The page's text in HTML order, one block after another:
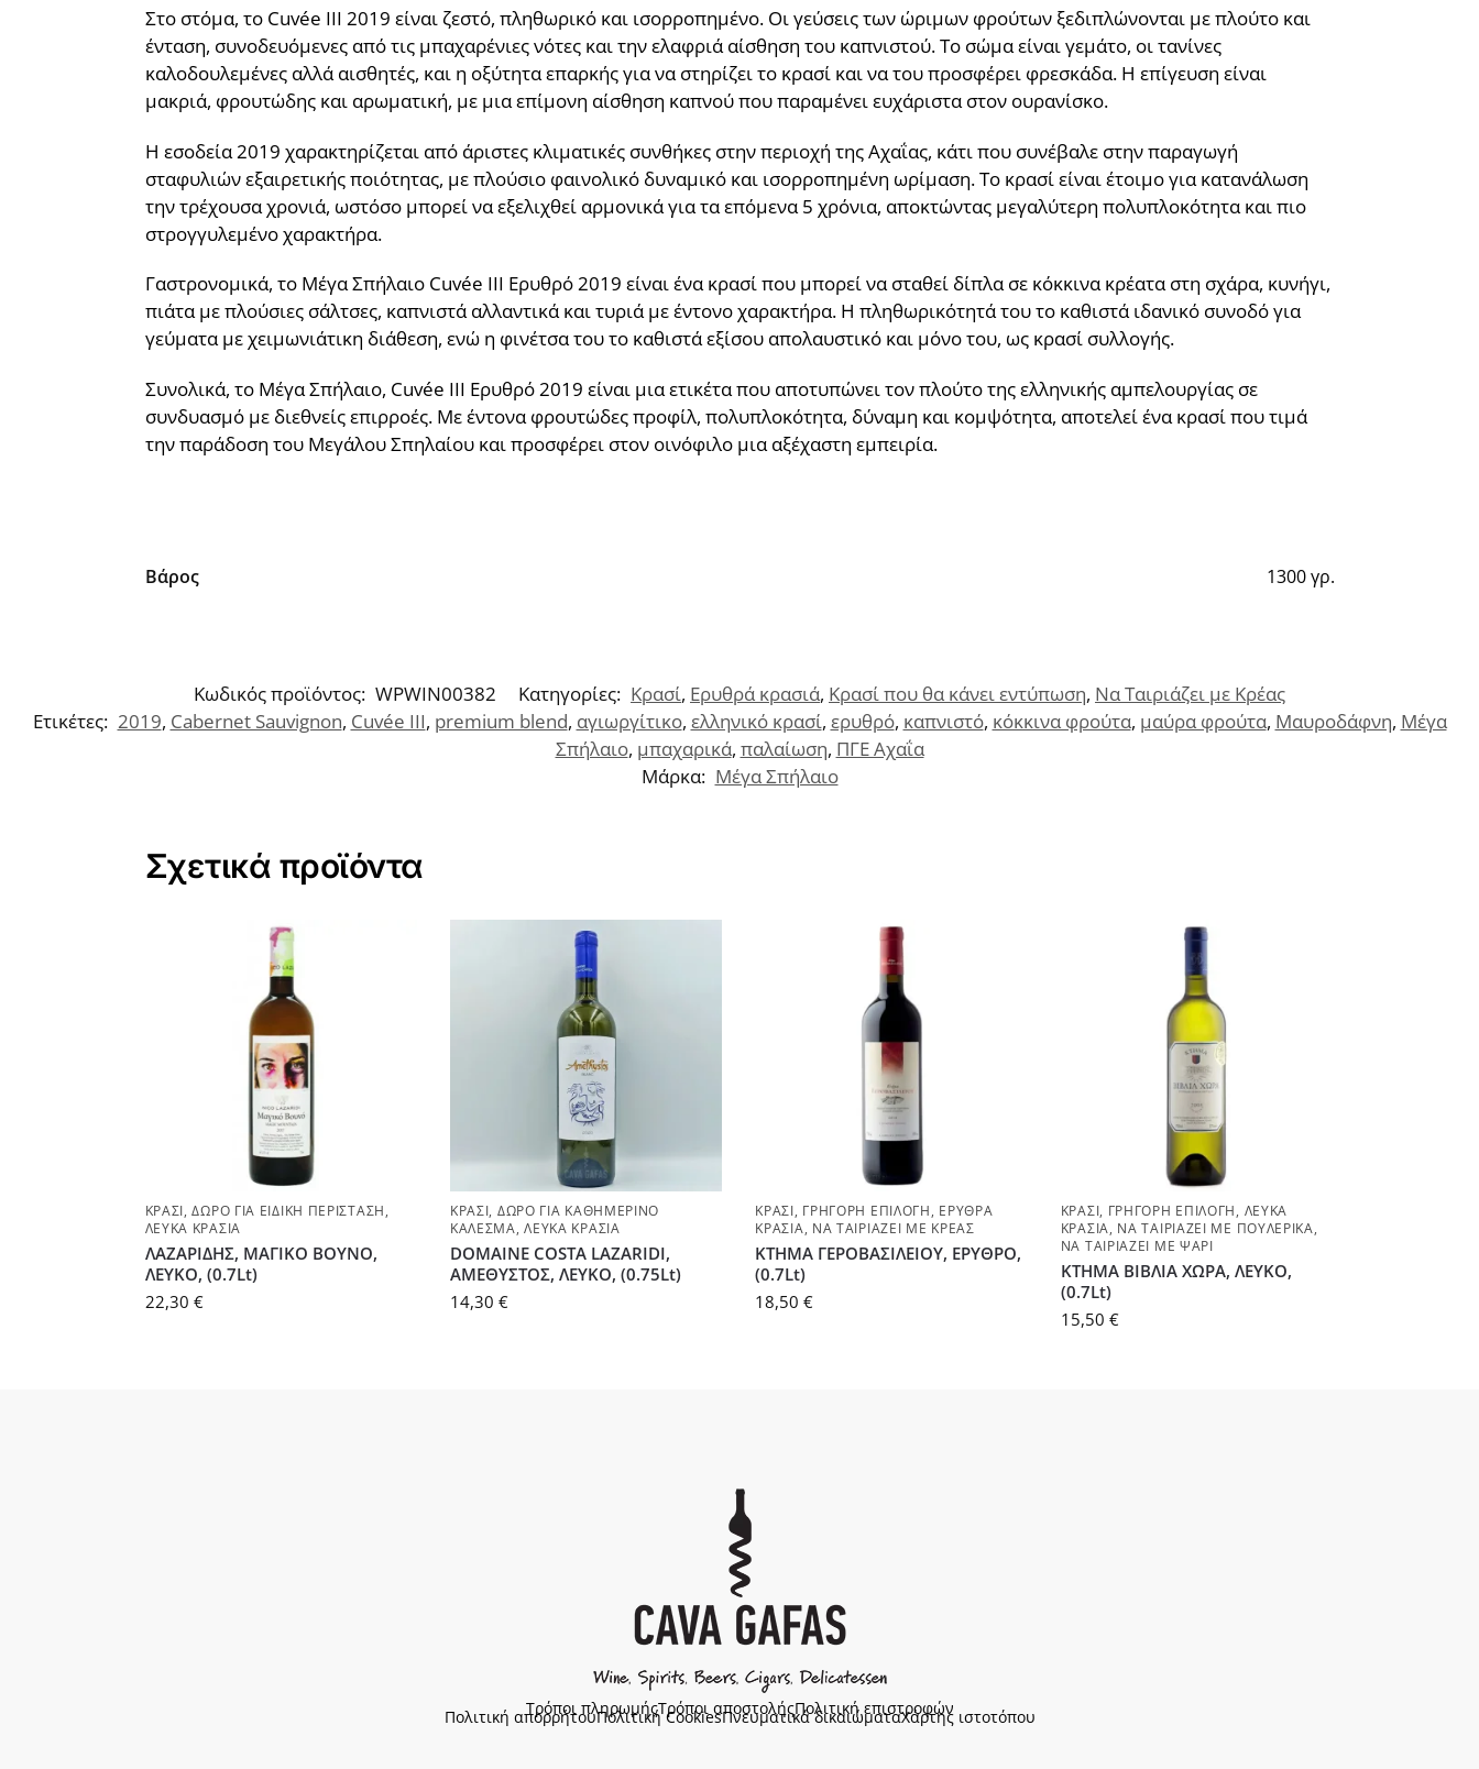
Στο στόμα, το Cuvée III 2019 είναι ζεστό, πληθωρικό και ισορροπημένο. Οι γεύσεις των ώριμων φρούτων ξεδιπλώνονται με πλούτο και
ένταση, συνοδευόμενες από τις μπαχαρένιες νότες και την ελαφριά αίσθηση του καπνιστού. Το σώμα είναι γεμάτο, οι τανίνες
καλοδουλεμένες αλλά αισθητές, και η οξύτητα επαρκής για να στηρίζει το κρασί και να του προσφέρει φρεσκάδα. Η επίγευση είναι
μακριά, φρουτώδης και αρωματική, με μια επίμονη αίσθηση καπνού που παραμένει ευχάριστα στον ουρανίσκο.
Η εσοδεία 2019 χαρακτηρίζεται από άριστες κλιματικές συνθήκες στην περιοχή της Αχαΐας, κάτι που συνέβαλε στην παραγωγή
σταφυλιών εξαιρετικής ποιότητας, με πλούσιο φαινολικό δυναμικό και ισορροπημένη ωρίμαση. Το κρασί είναι έτοιμο για κατανάλωση
την τρέχουσα χρονιά, ωστόσο μπορεί να εξελιχθεί αρμονικά για τα επόμενα 5 χρόνια, αποκτώντας μεγαλύτερη πολυπλοκότητα και πιο
στρογγυλεμένο χαρακτήρα.
Γαστρονομικά, το Μέγα Σπήλαιο Cuvée III Ερυθρό 2019 είναι ένα κρασί που μπορεί να σταθεί δίπλα σε κόκκινα κρέατα στη σχάρα, κυνήγι,
πιάτα με πλούσιες σάλτσες, καπνιστά αλλαντικά και τυριά με έντονο χαρακτήρα. Η πληθωρικότητά του το καθιστά ιδανικό συνοδό για
γεύματα με χειμωνιάτικη διάθεση, ενώ η φινέτσα του το καθιστά εξίσου απολαυστικό και μόνο του, ως κρασί συλλογής.
Συνολικά, το Μέγα Σπήλαιο, Cuvée III Ερυθρό 2019 είναι μια ετικέτα που αποτυπώνει τον πλούτο της ελληνικής αμπελουργίας σε
συνδυασμό με διεθνείς επιρροές. Με έντονα φρουτώδες προφίλ, πολυπλοκότητα, δύναμη και κομψότητα, αποτελεί ένα κρασί που τιμά
την παράδοση του Μεγάλου Σπηλαίου και προσφέρει στον οινόφιλο μια αξέχαστη εμπειρία.
Βάρος 1300 γρ.
Κωδικός προϊόντος: WPWIN00382 Κατηγορίες: Κρασί, Ερυθρά κρασιά, Κρασί που θα κάνει εντύπωση, Να Ταιριάζει με Κρέας
Ετικέτες: 2019, Cabernet Sauvignon, Cuvée III, premium blend, αγιωργίτικο, ελληνικό κρασί, ερυθρό, καπνιστό, κόκκινα φρούτα, μαύρα φρούτα, Μαυροδάφνη, Μέγα
Σπήλαιο, μπαχαρικά, παλαίωση, ΠΓΕ Αχαΐα
Μάρκα: Μέγα Σπήλαιο
Σχετικά προϊόντα
ΚΡΑΣΊ,ΔΏΡΟ ΓΙΑ ΕΙΔΙΚΉ ΠΕΡΊΣΤΑΣΗ ,
ΛΕΥΚΆ ΚΡΑΣΙΆ
ΛΑΖΑΡΙΔΗΣ, ΜΑΓΙΚΟ ΒΟΥΝΟ,
ΛΕΥΚΟ, (0.7Lt)
22,30 €
ΚΡΑΣΊ, ΔΏΡΟ ΓΙΑ ΚΑΘΗΜΕΡΙΝΌ
ΚΆΛΕΣΜΑ,ΛΕΥΚΆ ΚΡΑΣΙΆ
DOMAINE COSTA LAZARIDI,
ΑΜΕΘΥΣΤΟΣ, ΛΕΥΚΟ, (0.75Lt)
14,30 €
ΚΡΑΣΊ, ΓΡΉΓΟΡΗ ΕΠΙΛΟΓΉ , ΕΡΥΘΡΆ
ΚΡΑΣΙΆ, ΝΑ ΤΑΙΡΙΆΖΕΙ ΜΕ ΚΡΈΑΣ
ΚΤΗΜΑ ΓΕΡΟΒΑΣΙΛΕΙΟΥ, ΕΡΥΘΡΟ,
(0.7Lt)
18,50€
ΚΡΑΣΊ, ΓΡΉΓΟΡΗ ΕΠΙΛΟΓΉ , ΛΕΥΚΆ
ΚΡΑΣΙΆ, ΝΑ ΤΑΙΡΙΆΖΕΙ ΜΕ ΠΟΥΛΕΡΙΚΆ,
ΝΑ ΤΑΙΡΙΆΖΕΙ ΜΕ ΨΆΡΙ
ΚΤΗΜΑ ΒΙΒΛΙΑ ΧΩΡΑ, ΛΕΥΚΟ,
(0.7Lt)
15,50 €
Τρόποι πληρωμήςΤρόποι αποστολήςΠολιτική επιστροφών
Πολιτική απορρήτουΠολιτική CookiesΠνευματικά δικαιώματαΧάρτης ιστοτόπου